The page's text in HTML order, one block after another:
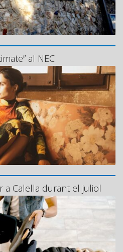
al NEC
a Calella durant el juliol